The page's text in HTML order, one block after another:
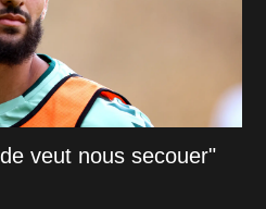
veut nous secouer"